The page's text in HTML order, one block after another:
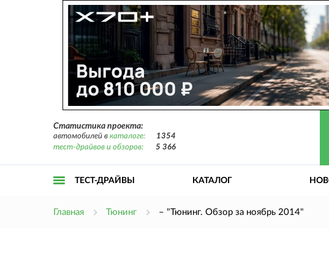
Статистика проекта:
автомобилей в каталоге:
1354
тест-драйвов и обзоров:
5 366
ТЕСТ-ДРАЙВЫ КАТАЛОГ
Главная Тюнинг – "Тюнинг. Обзор за ноябрь 2014"